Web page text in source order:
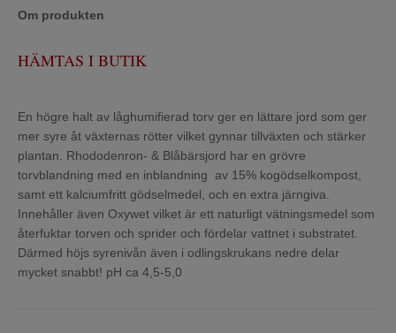
Om produkten
HÄMTAS I BUTIK
En högre halt av låghumifierad torv ger en lättare jord som ger
mer syre åt växternas rötter vilket gynnar tillväxten och stärker
plantan. Rhododenron- & Blåbärsjord har en grövre
torvblandning med en inblandning av 15% kogödselkompost,
samt ett kalciumfritt gödselmedel, och en extra järngiva.
Innehåller även Oxywet vilket är ett naturligt vätningsmedel som
återfuktar torven och sprider och fördelar vattnet i substratet.
Därmed höjs syrenivån även i odlingskrukans nedre delar
mycket snabbt! pH ca 4,5-5,0